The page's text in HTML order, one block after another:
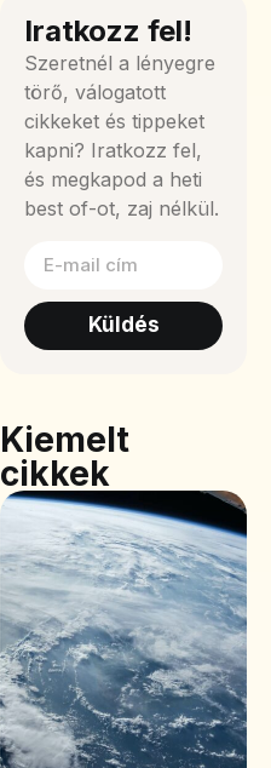
Iratkozz fel!
Szeretnél a lényegre
törő, válogatott
cikkeket és tippeket
kapni? Iratkozz fel,
és megkapod a heti
best of-ot, zaj nélkül.
Küldés
Kiemelt
cikkek